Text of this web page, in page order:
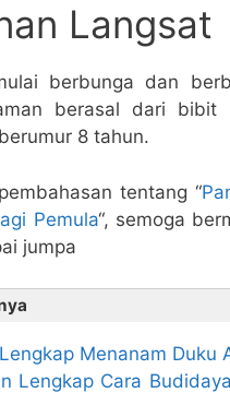
Langsat
berbunga dan
berasal dari bibit
8 tahun.
tentang “
Pemula“, semoga
jumpa
Menanam Duku
Lengkap Cara